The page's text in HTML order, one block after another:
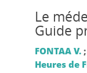
Le
Guide
FONTAA V.;
Heures de